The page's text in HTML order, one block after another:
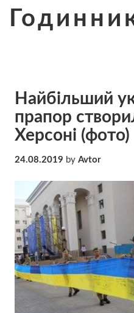
Найбільший
прапор
Херсоні (фото)
24.08.2019 by Avtor